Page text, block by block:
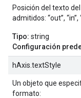
Posición del texto
admitidos: “out”, “in”,
Tipo: string
Configuración
hAxis.textStyle
Un objeto que
formato: